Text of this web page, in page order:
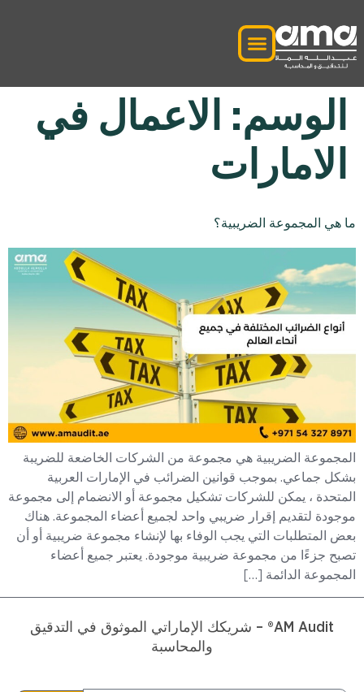
الوسم:
الاعمال في
الامارات
ما هي المجموعة الضريبية؟
المجموعة الضريبية هي مجموعة من الشركات الخاضعة للضريبة
بشكل جماعي. بموجب قوانين الضرائب في الإمارات العربية
المتحدة ، يمكن للشركات تشكيل مجموعة أو الانضمام إلى مجموعة
موجودة لتقديم إقرار ضريبي واحد لجميع أعضاء المجموعة. هناك
بعض المتطلبات التي يجب الوفاء بها لإنشاء مجموعة ضريبية أو أن
تصبح جزءًا من مجموعة ضريبية موجودة. يعتبر جميع أعضاء
المجموعة الدائمة […]
AM Audit® – شريكك الإماراتي الموثوق في التدقيق
والمحاسبة